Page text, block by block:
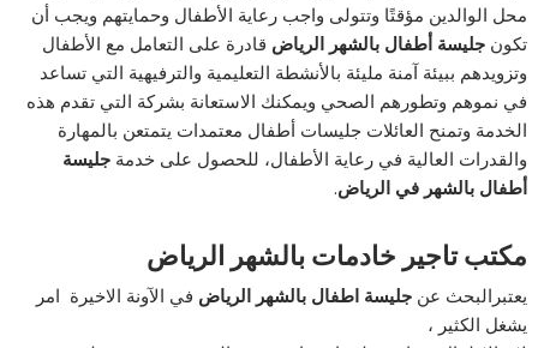
محل الوالدين مؤقتًا وتتولى واجب رعاية الأطفال وحمايتهم ويجب أن
تكونجليسة أطفال بالشهر الرياض قادرة على التعامل مع الأطفال
وتزويدهم ببيئة آمنة مليئة بالأنشطة التعليمية والترفيهية التي تساعد
في نموهم وتطورهم الصحي ويمكنك الاستعانة بشركة التي تقدم هذه
الخدمة وتمنح العائلات جليسات أطفال معتمدات يتمتعن بالمهارة
والقدرات العالية في رعاية الأطفال، للحصول على خدمةجليسة
أطفال بالشهر في الرياض.
مكتب تاجير خادمات بالشهر الرياض
يعتبرالبحث عنجليسة اطفال بالشهر الرياض في الآونة الاخيرة امر
يشغل الكثير ،